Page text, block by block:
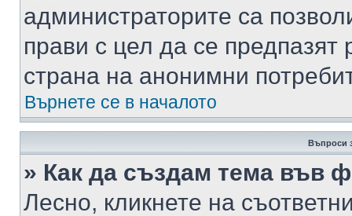
администраторите са
прави с цел да се предпазят
страна на анонимни
Върнете се в началото
Въпроси
» Как да създам тема във
Лесно, кликнете на